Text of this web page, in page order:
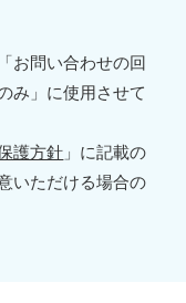
お問い合わせの回
み」に使用させて
護方針 」に記載の
いただける場合の